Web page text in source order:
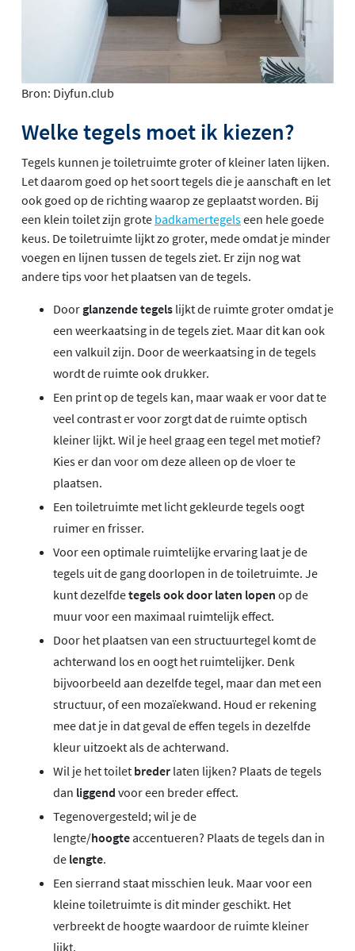
Bron: Diyfun.club
Welke tegels moet ik kiezen?
Tegels kunnen je toiletruimte groter of kleiner laten lijken.
Let daarom goed op het soort tegels die je aanschaft en let
ook goed op de richting waarop ze geplaatst worden. Bij
een klein toilet zijn grote badkamertegelseen hele goede
keus. De toiletruimte lijkt zo groter, mede omdat je minder
voegen en lijnen tussen de tegels ziet. Er zijn nog wat
andere tips voor het plaatsen van de tegels.
Door glanzende tegels lijkt de ruimte groter omdat je
een weerkaatsing in de tegels ziet. Maar dit kan ook
een valkuil zijn. Door de weerkaatsing in de tegels
wordt de ruimte ook drukker.
Een print op de tegels kan, maar waak er voor dat te
veel contrast er voor zorgt dat de ruimte optisch
kleiner lijkt. Wil je heel graag een tegel met motief?
Kies er dan voor om deze alleen op de vloer te
plaatsen.
Een toiletruimte met licht gekleurde tegels oogt
ruimer en frisser.
Voor een optimale ruimtelijke ervaring laat je de
tegels uit de gang doorlopen in de toiletruimte. Je
kunt dezelfdetegels ook door laten lopen op de
muur voor een maximaal ruimtelijk effect.
Door het plaatsen van een structuurtegel komt de
achterwand los en oogt het ruimtelijker. Denk
bijvoorbeeld aan dezelfde tegel, maar dan met een
structuur, of een mozaïekwand. Houd er rekening
mee dat je in dat geval de effen tegels in dezelfde
kleur uitzoekt als de achterwand.
Wil je het toilet breder laten lijken? Plaats de tegels
dan liggend voor een breder effect.
Tegenovergesteld; wil je de
lengte/hoogteaccentueren? Plaats de tegels dan in
de lengte.
Een sierrand staat misschien leuk. Maar voor een
kleine toiletruimte is dit minder geschikt. Het
verbreekt de hoogte waardoor de ruimte kleiner
lijkt.